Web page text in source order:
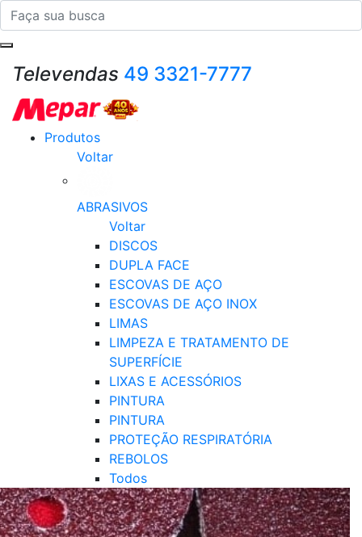
Televendas 49 3321-7777
Produtos
Voltar
ABRASIVOS
Voltar
DISCOS
DUPLA FACE
ESCOVAS DE AÇO
ESCOVAS DE AÇO INOX
LIMAS
LIMPEZA E TRATAMENTO DE
SUPERFÍCIE
LIXAS E ACESSÓRIOS
PINTURA
PINTURA
PROTEÇÃO RESPIRATÓRIA
REBOLOS
Todos